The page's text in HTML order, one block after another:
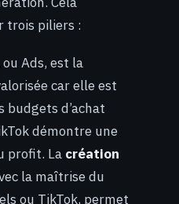
trois piliers :
ou Ads, est la
car elle est
budgets d’achat
démontre une
profit. La création
la maîtrise du
ou TikTok, permet